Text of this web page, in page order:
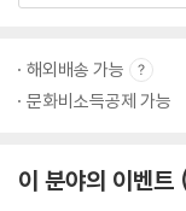
해외배송 가능
문화비소득공제 가능
이 분야의 이벤트